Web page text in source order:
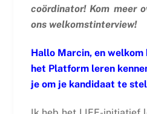
coördinator! Kom meer
ons welkomstinterview!
Hallo Marcin, en welkom
het Platform leren
je om je kandidaat te